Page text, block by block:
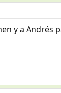
y a Andrés